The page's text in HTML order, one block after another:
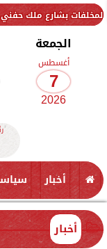
150 طنًا من المخلفات
الجمعة
أغسطس
7
2026
أخبار
أخبار